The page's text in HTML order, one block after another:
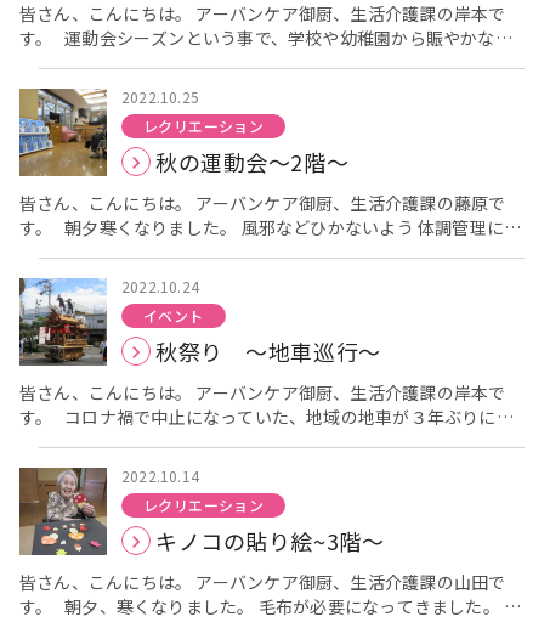
は、丸く形を作っていきます。 皆さんエプロン姿がよく似合い
ます☻ 丸く形を作ったら卵黄をぬって焼いていきます！ ト
ースターで焼いているときからいい匂いがして皆さんウキウキさ
れていました！ いざ実食です。 『うわっ、これおいしいな！』
『すぐ食べてしもた』 『おいしかったです、ありがとう』 と皆
さんとてもいい笑顔で召し上がられていました！ たくさんでき
たので『おかわりありますよ』と伝えると、 『私ほしい』『私も
ちょうだい』とおかわりもしてくださり、職員はとても嬉しかっ
たです
簡単で甘くてとってもおいしいスイートポテト 皆様も
作ってみてください。 ここまで読んでいただきありがとうござ
いました。 次回のホームクッキングもお楽しみに！！
皆さん、こんにちは。 アーバンケア御厨、生活介護課の岸本で
す。 運動会シーズンという事で、学校や幼稚園から賑やかな声
が聞こえていますね。 アーバンケア御厨では毎日、ラジオ体
操・リハビリ体操を各フロアで行っています。 腕を曲げたり伸ば
したり、体を左右にひねったり。 ゆっくりのペースですが終わる
と体がポカポカしてきます。 最後は大きく深呼吸！！胸いっぱい
に空気を送ります。 ご入居者様には、ご自身の出来る範囲で無理
なく体を動かして頂いています。 ラジオ体操の後は、リハビリ
体操。 手、首、肩、足をリズムに合わせてゆっくりと動かす体操
です。 「おはよう。今日も元気そうやね」 「足がよく上がるよ
うになったね」 毎日顔を合わす事で、ご入居者様同士のコミュニ
ケーションも生まれます。 “継続は力なり”＝“力は健康なり” こ
れからも毎日楽しく体を動かしていきます！！
2022.10.25
レクリエーション
秋の運動会～2階～
皆さん、こんにちは。 アーバンケア御厨、生活介護課の藤原で
す。 朝夕寒くなりました。 風邪などひかないよう 体調管理に気
をつけてお過ごしください。 今回は１０月末に予定していた
２階の 秋の運動会を開催しましたので お伝えします。 運動会
の種目は的あてを行いました。 皆さん、始まる前から 「これ、
どうやってやるの？」「できるかな？」 と仰られています 皆さ
ん、毎日体操などされ力がありあまっておられるのか いきおいよ
くボールを投げられていました。 「簡単そうに見えて難しい」
「意外に入らへんもんやな」 と仰られていました。 最後にボ
ールが入った数が多かった方に メダルをかけてもらい写真撮影し
ました。 普段参加されない方も積極的に 参加されている様子を
見て 開催して良かったなと感じました。 「良い運動になった、
ありがとう」 「楽しかったから、またしたいな～」 と笑顔が見
られていました。
2022.10.24
イベント
秋祭り ～地車巡行～
皆さん、こんにちは。 アーバンケア御厨、生活介護課の岸本で
す。 コロナ禍で中止になっていた、地域の地車が３年ぶりに来
て下さいました。 地車の見学はもちろん、外に出るのが久しぶり
という方もたくさんいらっしゃいます。 「ちょっと良い服着て行
こうかな」「髪型はこれでいいかな？」と、 出掛ける前から皆さ
まワクワク、ソワソワされていました。 お天気にも恵まれ、絶
好のお祭り日和です。 遠くから太鼓と鐘の音が段々と近づいてき
ます！ 管理者も法被でお出迎えです。 地車が到着すると自然に
手拍子が起こり、大きな拍手が！ ベランダから見学される方
も。 地車に向かって手を振られたり、大きな拍手を送られたり
2022.10.14
レクリエーション
キノコの貼り絵~3階～
皆さん、こんにちは。 アーバンケア御厨、生活介護課の山田で
す。 朝夕、寒くなりました。 毛布が必要になってきました。 皆